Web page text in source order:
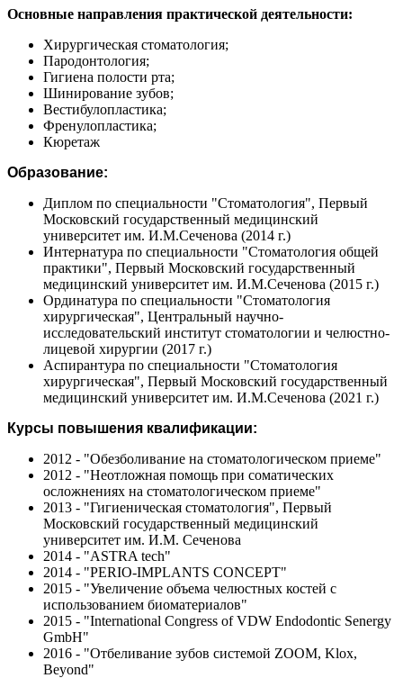
Основные направления практической деятельности:
Хирургическая стоматология;
Пародонтология;
Гигиена полости рта;
Шинирование зубов;
Вестибулопластика;
Френулопластика;
Кюретаж
Образование:
Диплом по специальности "Стоматология", Первый
Московский государственный медицинский
университет им. И.М.Сеченова (2014 г.)
Интернатура по специальности "Стоматология общей
практики", Первый Московский государственный
медицинский университет им. И.М.Сеченова (2015 г.)
Ординатура по специальности "Стоматология
хирургическая", Центральный научно-
исследовательский институт стоматологии и челюстно-
лицевой хирургии (2017 г.)
Аспирантура по специальности "Стоматология
хирургическая", Первый Московский государственный
медицинский университет им. И.М.Сеченова (2021 г.)
Курсы повышения квалификации:
2012 - "Обезболивание на стоматологическом приеме"
2012 - "Неотложная помощь при соматических
осложнениях на стоматологическом приеме"
2013 - "Гигиеническая стоматология", Первый
Московский государственный медицинский
университет им. И.М. Сеченова
2014 - "ASTRA tech"
2014 - "PERIO-IMPLANTS CONCEPT"
2015 - "Увеличение объема челюстных костей с
использованием биоматериалов"
2015 - "International Congress of VDW Endodontic Senergy
GmbH"
2016 - "Отбеливание зубов системой ZOOM, Klox,
Beyond"